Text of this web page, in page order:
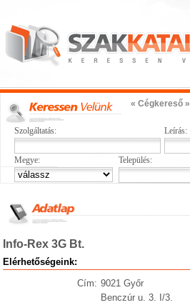
« Cégkereső »
Szolgáltatás: Leírás:
Megye: Település:
Info-Rex 3G Bt.
Elérhetőségeink:
Cím: 9021 Győr
Benczúr u. 3. I/3.